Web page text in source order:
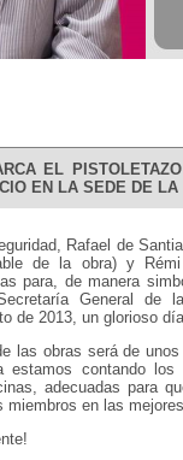
EL
EN LA SEDE DE LA
Rafael de
de la obra) y Rémi
para, de manera
General de la
de 2013, un glorioso
las obras será de
estamos contando los
adecuadas para
miembros en las